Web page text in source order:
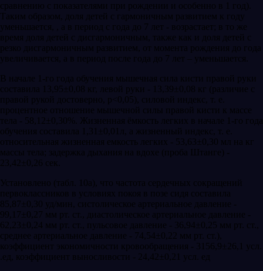
сравнению с показателями при рождении и особенно в 1 год).
Таким образом, доля детей с гармоничным развитием к году
уменьшается, , а в период с года до 7 лет - возрастает; в то же
время доля детей с дисгармоничным, также как и доля детей с
резко дисгармоничным развитием, от момента рождения до года
увеличивается, а в период после года до 7 лет – уменьшается.
В начале 1-го года обучения мышечная сила кисти правой руки
составила 13,95±0,08 кг, левой руки - 13,39±0,08 кг (различие с
правой рукой достоверно, p<0,05), силовой индекс, т. е.
процентное отношение мышечной силы правой кисти к массе
тела - 58,12±0,30%. Жизненная ёмкость легких в начале 1-го года
обучения составила 1,31±0,01л, а жизненный индекс, т. е.
относительная жизненная емкость легких - 53,63±0,30 мл на кг
массы тела; задержка дыхания на вдохе (проба Штанге) -
23,42±0,26 сек.
Установлено (табл. 10а), что частота сердечных сокращений
первоклассников в условиях покоя в позе сидя составила
85,87±0,30 уд/мин, систолическое артериальное давление -
99,17±0,27 мм рт. ст., диастолическое артериальное давление -
62,23±0,24 мм рт. ст., пульсовое давление - 36,94±0,25 мм рт. ст.,
среднее артериальное давление - 74,54±0,22 мм рт. ст.),
коэффициент экономичности кровообращения - 3156,9±26,1 усл.
.ед, коэффициент выносливости - 24,42±0,21 усл. ед